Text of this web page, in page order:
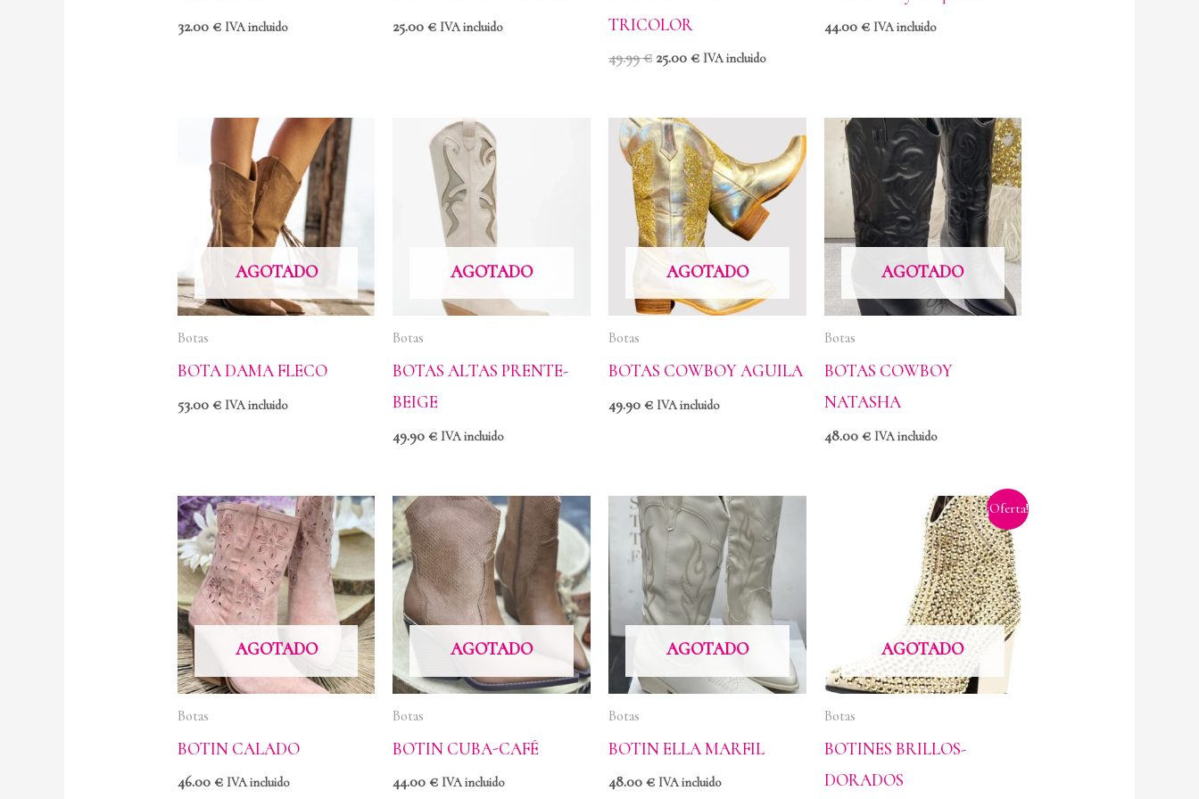
32.00€ IVA incluido 25.00€ IVA incluido
TRICOLOR
49.99€ 25.00€ IVA incluido
44.00€ IVA incluido
AGOTADO
Botas
BOTA DAMA FLECO
53.00€ IVA incluido
AGOTADO
Botas
BOTAS ALTAS PRENTE-
BEIGE
49.90€ IVA incluido
AGOTADO
Botas
BOTAS COWBOY AGUILA
49.90€ IVA incluido
AGOTADO
Botas
BOTAS COWBOY
NATASHA
48.00€ IVA incluido
AGOTADO
Botas
BOTIN CALADO
46.00€ IVA incluido
AGOTADO
Botas
BOTIN CUBA-CAFÉ
44.00€ IVA incluido
AGOTADO
Botas
BOTIN ELLA MARFIL
48.00€ IVA incluido
¡Oferta!
AGOTADO
Botas
BOTINES BRILLOS-
DORADOS
Rango
de
precios:
desde
40.00 €
hasta
82.00 €